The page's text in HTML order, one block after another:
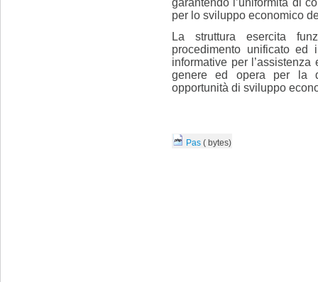
garantendo l’uniformità di
per lo sviluppo economico
La struttura esercita
procedimento unificato ed
informative per l’assistenza
genere ed opera per la
opportunità di sviluppo
Pas ( bytes)